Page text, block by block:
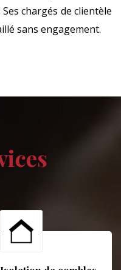
chargés de clientèle
sans engagement.